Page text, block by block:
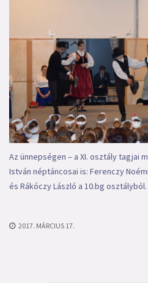
Az ünnepségen – a XI. osztály tagjai
István néptáncosai is: Ferenczy
és Rákóczy László a 10.bg osztályból.
2017. MÁRCIUS 17.